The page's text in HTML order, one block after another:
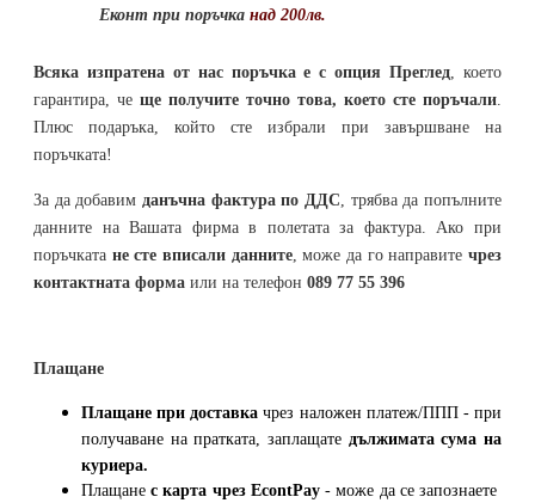
Еконт при поръчка над 200лв.
Всяка изпратена от нас поръчка е с опция Преглед, което
гарантира, че ще получите точно това, което сте поръчали.
Плюс подаръка, който сте избрали при завършване на
поръчката!
За да добавим данъчна фактура по ДДС, трябва да попълните
данните на Вашата фирма в полетата за фактура. Ако при
поръчката не сте вписали данните, може да го направитечрез
контактната форма или на телефон 089 77 55 396
Плащане
Плащане при доставка чрез наложен платеж/ППП - при
получаване на пратката, заплащате дължимата сума на
куриера.
Плащанес карта чрез EcontPay- може да се запознаете